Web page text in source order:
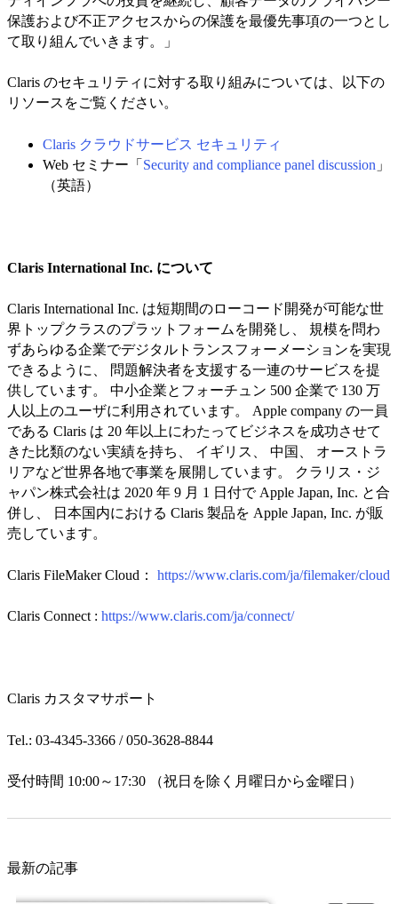
保護および不正アクセスからの保護を最優先事項の一つとし
て取り組んでいきます。」
Claris のセキュリティに対する取り組みについては、以下の
リソースをご覧ください。
Claris クラウドサービス セキュリティ
Web セミナー「 Security and compliance panel discussion 」
（英語）
Claris International Inc. について
Claris International Inc. は短期間のローコード開発が可能な世
界トップクラスのプラットフォームを開発し、 規模を問わ
ずあらゆる企業でデジタルトランスフォーメーションを実現
できるように、 問題解決者を支援する一連のサービスを提
供しています。 中小企業とフォーチュン 500 企業で 130 万
人以上のユーザに利用されています。 Apple company の一員
である Claris は 20 年以上にわたってビジネスを成功させて
きた比類のない実績を持ち、 イギリス、 中国、 オーストラ
リアなど世界各地で事業を展開しています。 クラリス・ジ
ャパン株式会社は 2020 年 9 月 1 日付で Apple Japan, Inc. と合
併し、 日本国内における Claris 製品を Apple Japan, Inc. が販
売しています。
Claris FileMaker Cloud： https://www.claris.com/ja/filemaker/cloud
Claris Connect : https://www.claris.com/ja/connect/
Claris カスタマサポート
Tel.: 03-4345-3366 / 050-3628-8844
受付時間 10:00～17:30 （祝日を除く月曜日から金曜日）
最新の記事